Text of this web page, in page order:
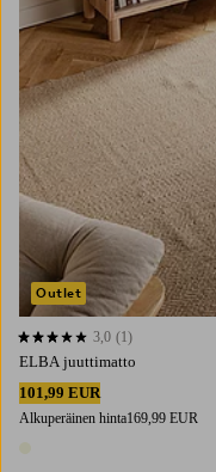
ELBA juuttimatto
101,99 EUR
Alkuperäinen hinta169,99 EUR
3,0 perustuen 1 arvosanaan
3,0 (1)
Outlet
80X250160X230 200X300